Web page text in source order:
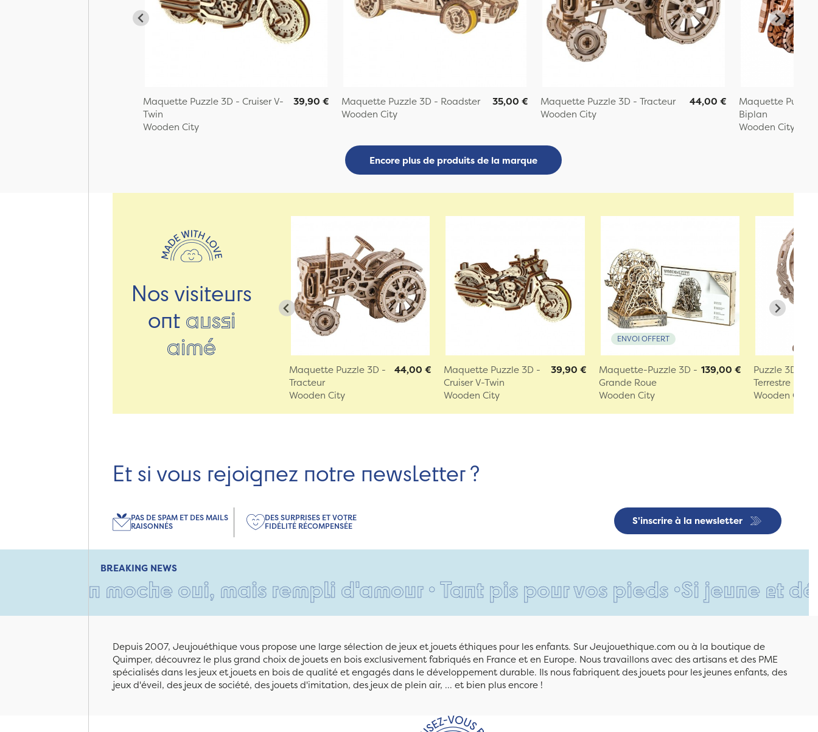
Maquette Puzzle 3D - Cruiser V-
Twin
Wooden City
39,90 €
Maquette Puzzle 3D - Roadster
Wooden City
35,00 €
Maquette Puzzle 3D - Tracteur
Wooden City
44,00 €
Maquette Puzzle
Biplan
Wooden City
Encore plus de produits de la marque
Nos visiteurs
ont aussi
aimé
Maquette Puzzle 3D -
Tracteur
Wooden City
44,00 €
Maquette Puzzle 3D -
Cruiser V-Twin
Wooden City
39,90 €
ENVOI OFFERT
Maquette-Puzzle 3D -
Grande Roue
Wooden City
139,00 €
Puzzle 3D -
Terrestre
Wooden City
Et si vous rejoignez notre newsletter ?
S'inscrire à la newsletter
PAS DE SPAM ET DES MAILS
RAISONNÉS
DES SURPRISES ET VOTRE
FIDÉLITÉ RÉCOMPENSÉE
BREAKING NEWS
moche oui, mais rempli d'amour • Tant pis pour vos pieds • Si jeune et déjà si
Depuis 2007, Jeujouéthique vous propose une large sélection de jeux et jouets éthiques pour les enfants. Sur Jeujouethique.com ou à la boutique de
Quimper, découvrez le plus grand choix de jouets en bois exclusivement fabriqués en France et en Europe. Nous travaillons avec des artisans et des PME
spécialisés dans les jeux et jouets en bois de qualité et engagés dans le développement durable. Ils nous fabriquent des jouets pour les jeunes enfants, des
jeux d'éveil, des jeux de société, des jouets d'imitation, des jeux de plein air, ... et bien plus encore !